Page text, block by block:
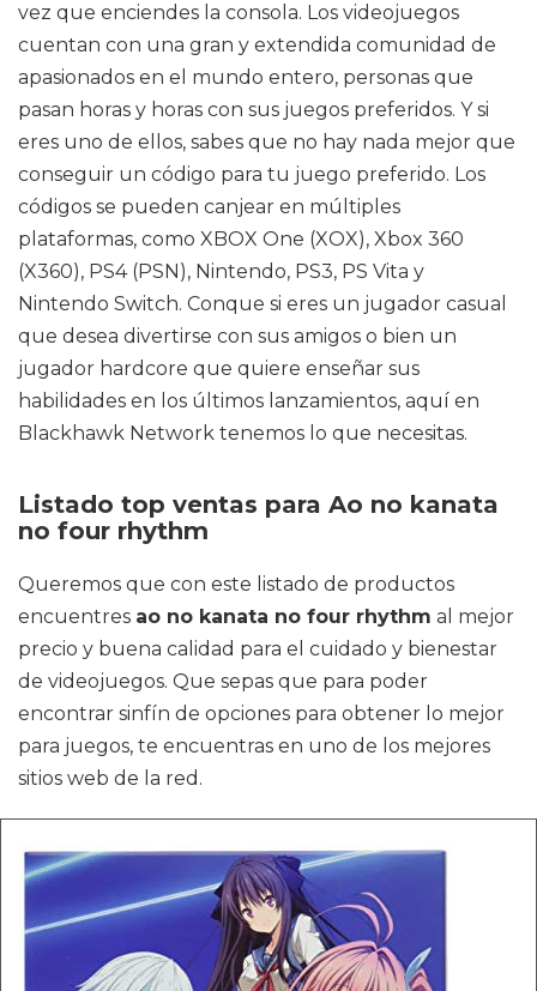
vez que enciendes la consola. Los videojuegos
cuentan con una gran y extendida comunidad de
apasionados en el mundo entero, personas que
pasan horas y horas con sus juegos preferidos. Y si
eres uno de ellos, sabes que no hay nada mejor que
conseguir un código para tu juego preferido. Los
códigos se pueden canjear en múltiples
plataformas, como XBOX One (XOX), Xbox 360
(X360), PS4 (PSN), Nintendo, PS3, PS Vita y
Nintendo Switch. Conque si eres un jugador casual
que desea divertirse con sus amigos o bien un
jugador hardcore que quiere enseñar sus
habilidades en los últimos lanzamientos, aquí en
Blackhawk Network tenemos lo que necesitas.
Listado top ventas para Ao no kanata
no four rhythm
Queremos que con este listado de productos
encuentres ao no kanata no four rhythm al mejor
precio y buena calidad para el cuidado y bienestar
de videojuegos. Que sepas que para poder
encontrar sinfín de opciones para obtener lo mejor
para juegos, te encuentras en uno de los mejores
sitios web de la red.